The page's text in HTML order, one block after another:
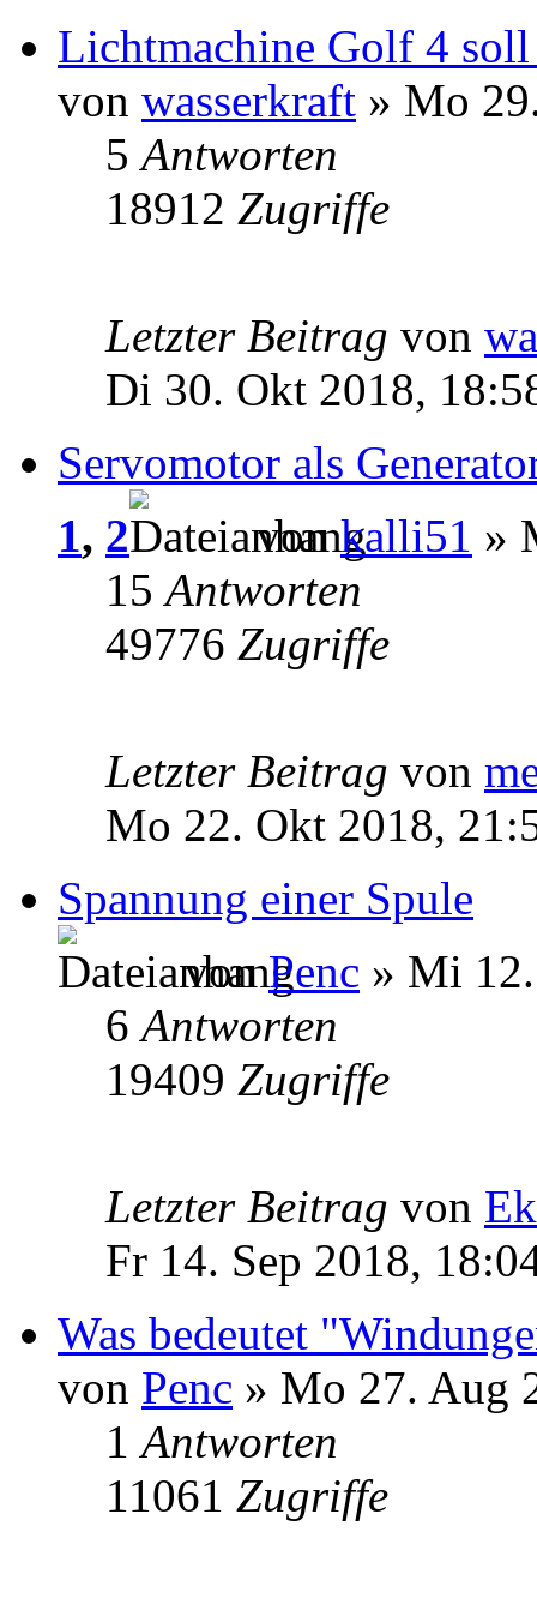
Lichtmachine Golf 4 soll
von wasserkraft » Mo
5Antworten
18912 Zugriffe
Letzter Beitrag von
Di 30. Okt 2018,
Servomotor als
1, 2 vonkalli51 »
15Antworten
49776 Zugriffe
Letzter Beitrag von
Mo 22. Okt 2018,
Spannung einer Spule
vonPenc » Mi
6Antworten
19409 Zugriffe
Letzter Beitrag von
Fr 14. Sep 2018,
Was bedeutet
von Penc » Mo 27. Aug
1Antworten
11061 Zugriffe